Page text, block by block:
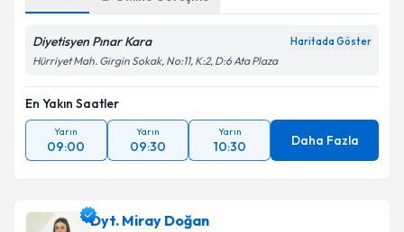
Diyetisyen Pınar Kara Haritada Göster
Hürriyet Mah. Girgin Sokak, No:11, K:2, D:6 Ata Plaza
En Yakın Saatler
Yarın
09:00
Yarın
09:30
Yarın
10:30 Daha Fazla
Dyt. Miray Doğan